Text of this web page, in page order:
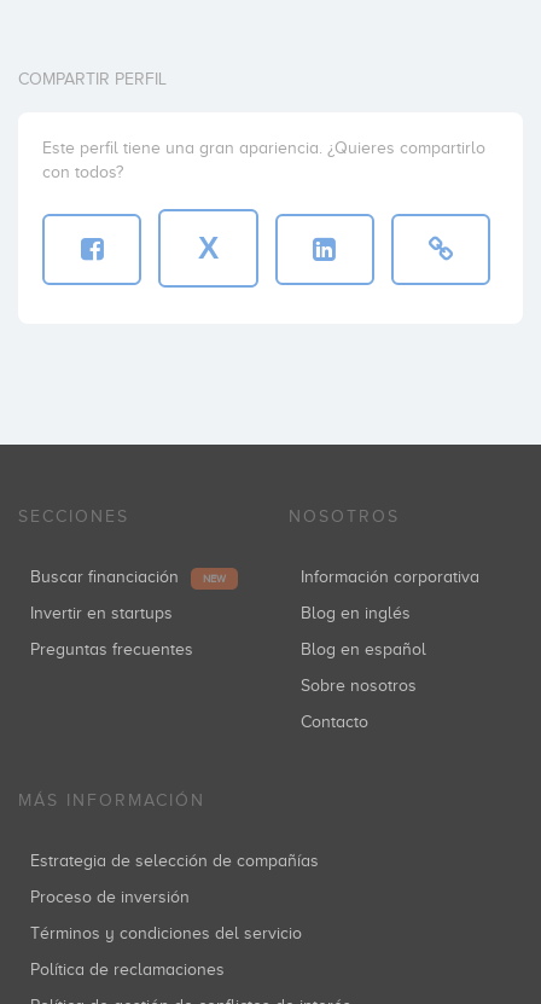
COMPARTIR PERFIL
Este perfil tiene una gran apariencia. ¿Quieres compartirlo
con todos?
X
SECCIONES
Buscar financiación NEW
Invertir en startups
Preguntas frecuentes
NOSOTROS
Información corporativa
Blog en inglés
Blog en español
Sobre nosotros
Contacto
MÁS INFORMACIÓN
Estrategia de selección de compañías
Proceso de inversión
Términos y condiciones del servicio
Política de reclamaciones